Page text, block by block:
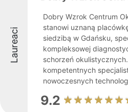
Laureaci
Dobry Wzrok Centrum
stanowi uznaną
siedzibą w Gdańsku,
kompleksowej
schorzeń okulistycznych.
kompetentnych
nowoczesnych
9.2